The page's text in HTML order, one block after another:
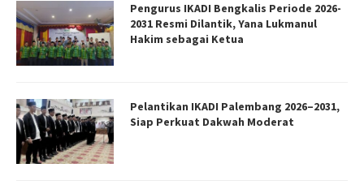
Pengurus IKADI Bengkalis Periode 2026-
2031 Resmi Dilantik, Yana Lukmanul
Hakim sebagai Ketua
Pelantikan IKADI Palembang 2026–2031,
Siap Perkuat Dakwah Moderat